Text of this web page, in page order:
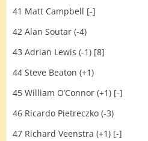
41 Matt Campbell [-]
42 Alan Soutar (-4)
43 Adrian Lewis (-1) [8]
44 Steve Beaton (+1)
45 William O’Connor (+1) [-]
46 Ricardo Pietreczko (-3)
47 Richard Veenstra (+1) [-]